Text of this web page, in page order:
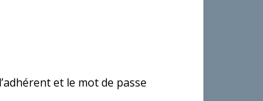
et le mot de passe